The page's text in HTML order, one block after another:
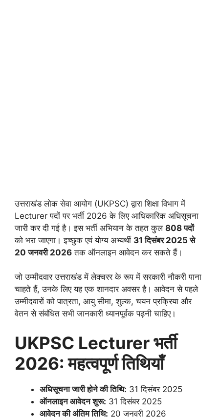
उत्तराखंड लोक सेवा आयोग (UKPSC) द्वारा शिक्षा विभाग में
Lecturer पदों पर भर्ती 2026 के लिए आधिकारिक अधिसूचना
जारी कर दी गई है। इस भर्ती अभियान के तहत कुल 808 पदों
को भरा जाएगा। इच्छुक एवं योग्य अभ्यर्थी 31 दिसंबर 2025 से
20 जनवरी 2026 तक ऑनलाइन आवेदन कर सकते हैं।
जो उम्मीदवार उत्तराखंड में लेक्चरर के रूप में सरकारी नौकरी पाना
चाहते हैं, उनके लिए यह एक शानदार अवसर है। आवेदन से पहले
उम्मीदवारों को पात्रता, आयु सीमा, शुल्क, चयन प्रक्रिया और
वेतन से संबंधित सभी जानकारी ध्यानपूर्वक पढ़नी चाहिए।
UKPSC Lecturer भर्ती
2026: महत्वपूर्ण तिथियाँ
अधिसूचना जारी होने की तिथि: 31 दिसंबर 2025
ऑनलाइन आवेदन शुरू: 31 दिसंबर 2025
आवेदन की अंतिम तिथि: 20 जनवरी 2026